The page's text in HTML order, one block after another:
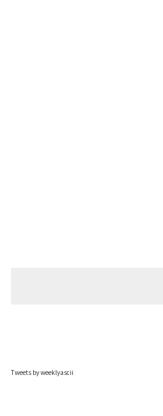
Tweets by weeklyascii